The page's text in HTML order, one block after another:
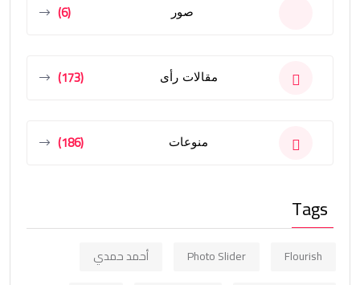
صور (6)
مقالات رأى (173)
منوعات (186)
Tags
Flourish
Photo Slider
أحمد حمدي